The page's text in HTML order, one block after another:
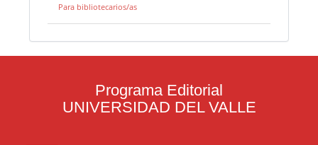
Para bibliotecarios/as
Programa Editorial
UNIVERSIDAD DEL VALLE